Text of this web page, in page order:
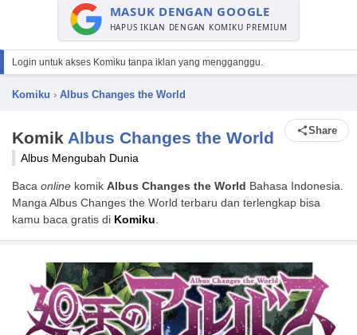
MASUK DENGAN GOOGLE
HAPUS IKLAN DENGAN KOMIKU PREMIUM
Login untuk akses Komiku tanpa iklan yang mengganggu.
Komiku › Albus Changes the World
Komik Albus Changes the World Share
Albus Mengubah Dunia
Baca online komik Albus Changes the World Bahasa Indonesia.
Manga Albus Changes the World terbaru dan terlengkap bisa
kamu baca gratis di Komiku